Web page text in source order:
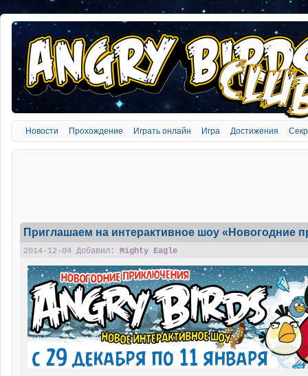
Новости Прохождение Играть онлайн Игра Достижения
Приглашаем на интерактивное шоу «Новогодние
2014-12-04 Добавил: Mighty Eagle